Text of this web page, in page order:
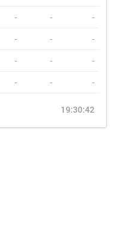
- - -
- - -
- - -
- - -
19:30:42